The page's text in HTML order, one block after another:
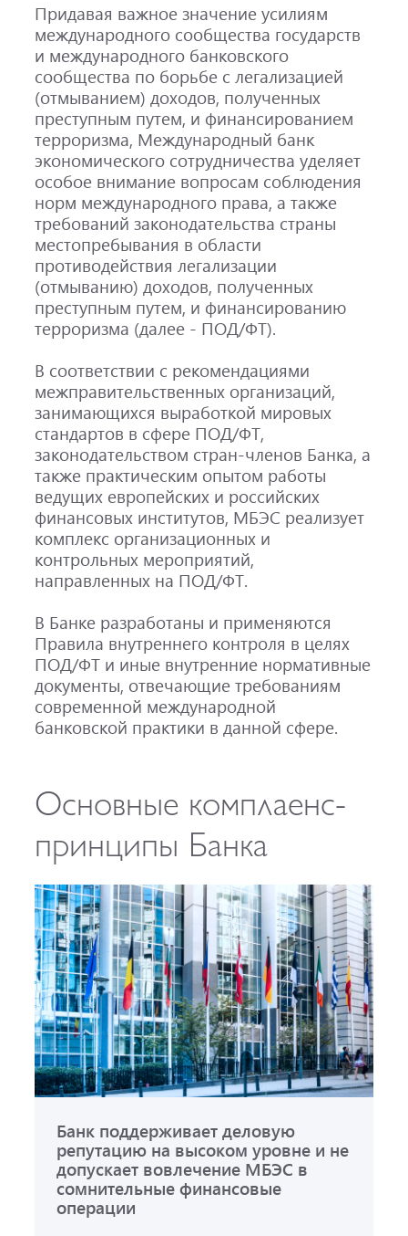
Придавая важное значение усилиям
международного сообщества государств
и международного банковского
сообщества по борьбе с легализацией
(отмыванием) доходов, полученных
преступным путем, и финансированием
терроризма, Международный банк
экономического сотрудничества уделяет
особое внимание вопросам соблюдения
норм международного права, а также
требований законодательства страны
местопребывания в области
противодействия легализации
(отмыванию) доходов, полученных
преступным путем, и финансированию
терроризма (далее - ПОД/ФТ).
В соответствии с рекомендациями
межправительственных организаций,
занимающихся выработкой мировых
стандартов в сфере ПОД/ФТ,
законодательством стран-членов Банка, а
также практическим опытом работы
ведущих европейских и российских
финансовых институтов, МБЭС реализует
комплекс организационных и
контрольных мероприятий,
направленных на ПОД/ФТ.
В Банке разработаны и применяются
Правила внутреннего контроля в целях
ПОД/ФТ и иные внутренние нормативные
документы, отвечающие требованиям
современной международной
банковской практики в данной сфере.
Основные комплаенс-
принципы Банка
Банк поддерживает деловую
репутацию на высоком уровне и не
допускает вовлечение МБЭС в
сомнительные финансовые
операции